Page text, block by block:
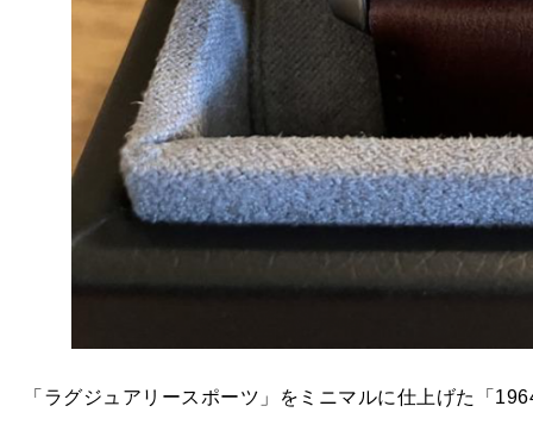
「ラグジュアリースポーツ」をミニマルに仕上げた「